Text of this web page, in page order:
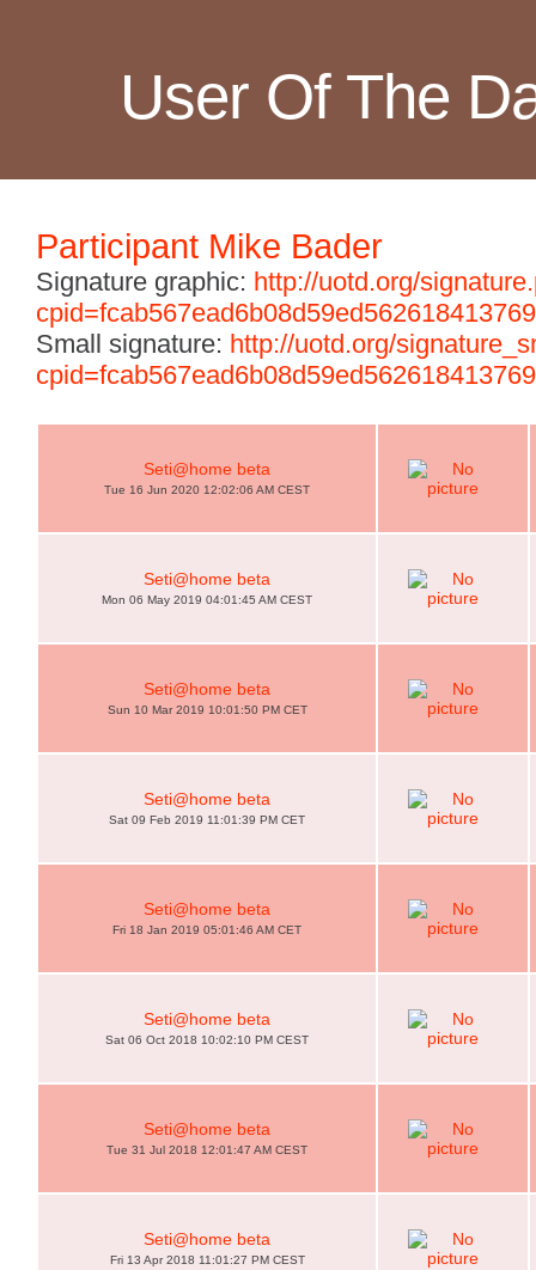
User Of The
Participant Mike Bader
Signature graphic: http://uotd.org/
Small signature: http://uotd.org/
Seti@home beta
Tue 16 Jun 2020 12:02:06 AM CEST
Seti@home beta
Mon 06 May 2019 04:01:45 AM CEST
Seti@home beta
Sun 10 Mar 2019 10:01:50 PM CET
Seti@home beta
Sat 09 Feb 2019 11:01:39 PM CET
Seti@home beta
Fri 18 Jan 2019 05:01:46 AM CET
Seti@home beta
Sat 06 Oct 2018 10:02:10 PM CEST
Seti@home beta
Tue 31 Jul 2018 12:01:47 AM CEST
Seti@home beta
Fri 13 Apr 2018 11:01:27 PM CEST